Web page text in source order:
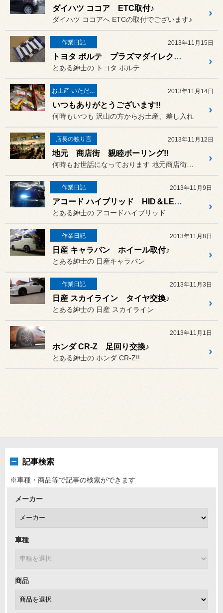
ダイハツ ココア ETC取付♪
ダイハツ ココアへ ETCの取付でございます♪
作業日記 2013年11月15日
トヨタ ポルテ プラズマダイレクト 取り付けでございます^^
とある紳士の トヨタ ポルテ
お土産 いただきました♪ 2013年11月14日
いつもありがとうございます!!
何時もいつも 沢山の方からお土産、差し入れ
店長の独り言 2013年11月12日
地元 商店街 親睦ボーリング!!
作業日記 2013年11月9日
アコード ハイブリッド HID＆LED取付
とある紳士の アコードハイブリッド
作業日記 2013年11月8日
日産 キャラバン ホイール取付♪
とある紳士の 日産キャラバン
作業日記 2013年11月3日
日産 スカイライン タイヤ交換♪
とある紳士の 日産 スカイライン
2013年11月1日
ホンダ CR-Z 足回り交換♪
とある紳士の ホンダ CR-Z!!
記事検索
※車種・商品等で記事の検索ができます
メーカー
車種
商品